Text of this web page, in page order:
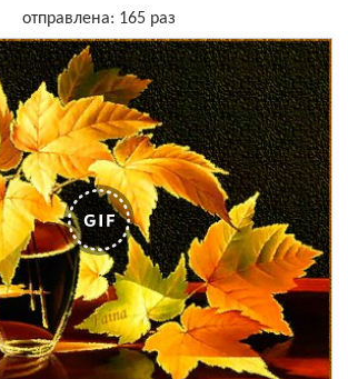
отправлена: 165 раз